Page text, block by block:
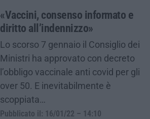
«Vaccini, consenso informato e
diritto all’indennizzo»
Lo scorso 7 gennaio il Consiglio dei
Ministri ha approvato con decreto
l’obbligo vaccinale anti covid per gli
over 50. E inevitabilmente è
scoppiata…
Pubblicato il: 16/01/22 – 14:10